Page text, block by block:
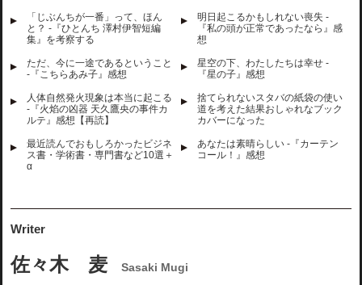
「じぶんちが一番」って、ほん
と？ -『ひとんち 澤村伊智短編
集』を考察する
明日起こるかもしれない喪失 -
『私の頭が正常であったなら』感
想
ただ、今に一途であるということ
-『こちらあみ子』感想
星空の下、わたしたちは幸せ -
『星の子』感想
人体自然発火現象は本当に起こる
-『火焰の凶器 天久鷹央の事件カ
ルテ』感想【再読】
捨てられないスタバの紙袋の使い
道を考えた結果おしゃれなブック
カバーになった
最近読んでおもしろかったビジネ
ス書・学術書・専門書など10選＋
α
あなたは素晴らしい -『カーテン
コール！』感想
Writer
佐々木 麦 Sasaki Mugi